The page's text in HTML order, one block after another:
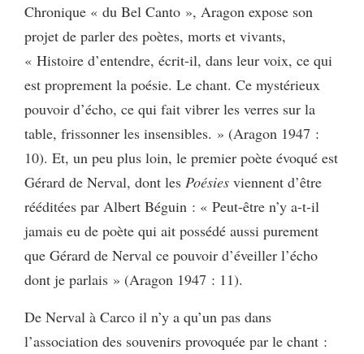
Chronique « du Bel Canto », Aragon expose son
projet de parler des poètes, morts et vivants,
« Histoire d’entendre, écrit-il, dans leur voix, ce qui
est proprement la poésie. Le chant. Ce mystérieux
pouvoir d’écho, ce qui fait vibrer les verres sur la
table, frissonner les insensibles. » (Aragon 1947 :
10). Et, un peu plus loin, le premier poète évoqué est
Gérard de Nerval, dont les Poésies viennent d’être
rééditées par Albert Béguin : « Peut-être n’y a-t-il
jamais eu de poète qui ait possédé aussi purement
que Gérard de Nerval ce pouvoir d’éveiller l’écho
dont je parlais » (Aragon 1947 : 11).
De Nerval à Carco il n’y a qu’un pas dans
l’association des souvenirs provoquée par le chant :